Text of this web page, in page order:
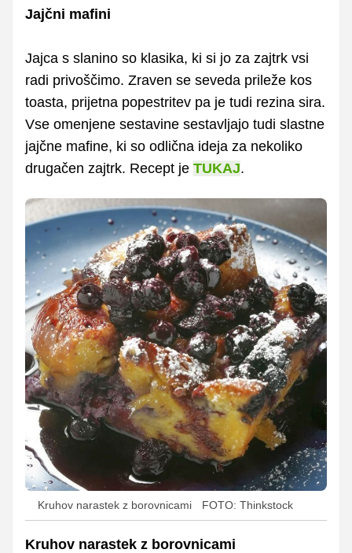
Jajčni mafini
Jajca s slanino so klasika, ki si jo za zajtrk vsi
radi privoščimo. Zraven se seveda prileže kos
toasta, prijetna popestritev pa je tudi rezina sira.
Vse omenjene sestavine sestavljajo tudi slastne
jajčne mafine, ki so odlična ideja za nekoliko
drugačen zajtrk. Recept je TUKAJ.
Kruhov narastek z borovnicami FOTO: Thinkstock
Kruhov narastek z borovnicami